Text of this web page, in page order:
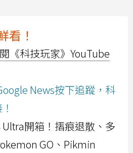
看！
《科技玩家》YouTube
News按下追蹤，科
Ultra開箱！摺痕退散、多
GO、Pikmin